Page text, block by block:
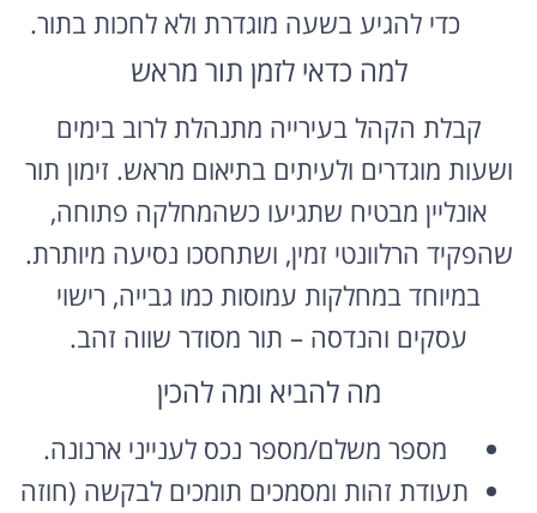
כדי להגיע בשעה מוגדרת ולא לחכות בתור.
למה כדאי לזמן תור מראש
קבלת הקהל בעירייה מתנהלת לרוב בימים
ושעות מוגדרים ולעיתים בתיאום מראש. זימון תור
אונליין מבטיח שתגיעו כשהמחלקה פתוחה,
שהפקיד הרלוונטי זמין, ושתחסכו נסיעה מיותרת.
במיוחד במחלקות עמוסות כמו גבייה, רישוי
עסקים והנדסה – תור מסודר שווה זהב.
מה להביא ומה להכין
מספר משלם/מספר נכס לענייני ארנונה.
תעודת זהות ומסמכים תומכים לבקשה (חוזה